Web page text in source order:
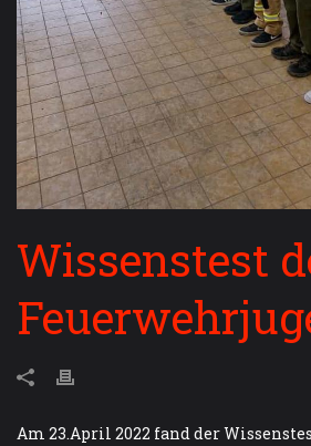
Wissenstest
Am 23.April 2022 fand der